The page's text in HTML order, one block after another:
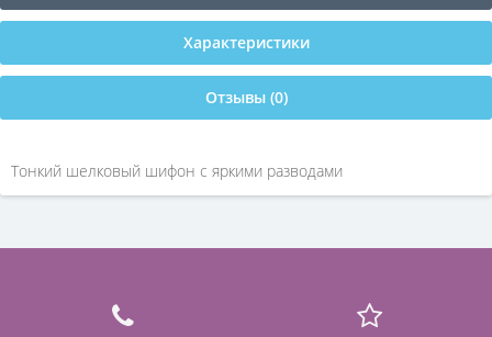
Характеристики
Отзывы (0)
Тонкий шелковый шифон с яркими разводами